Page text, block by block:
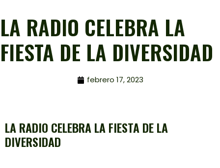
LA RADIO CELEBRA LA
FIESTA DE LA DIVERSIDAD
febrero 17, 2023
LA RADIO CELEBRA LA FIESTA DE LA
DIVERSIDAD